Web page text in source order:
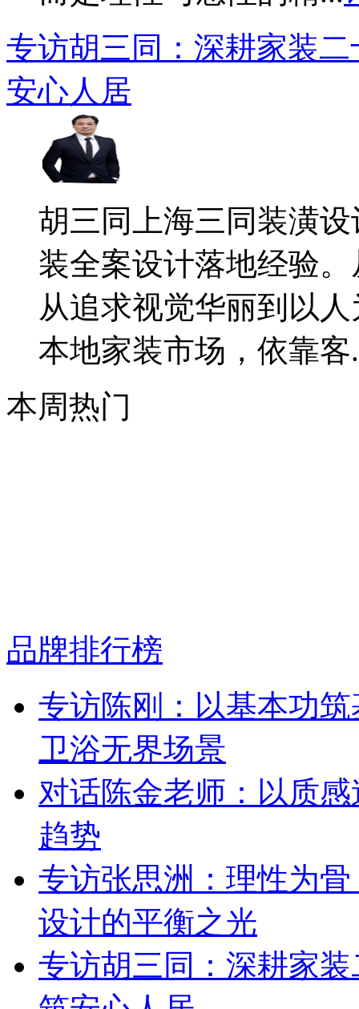
专访胡三同：深耕家装
安心人居
胡三同上海三同装潢
装全案设计落地经验
从追求视觉华丽到以
本地家装市场，依靠客
本周热门
品牌排行榜
专访陈刚：以基本功
卫浴无界场景
对话陈金老师：以质
趋势
专访张思洲：理性为
设计的平衡之光
专访胡三同：深耕家